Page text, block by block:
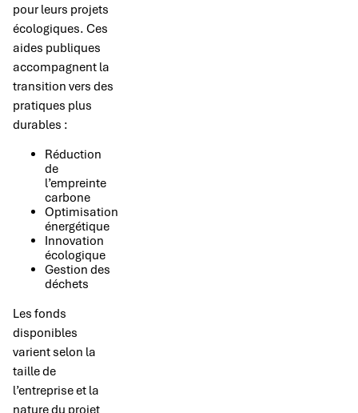
pour leurs projets
écologiques. Ces
aides publiques
accompagnent la
transition vers des
pratiques plus
durables :
Réduction
de
l’empreinte
carbone
Optimisation
énergétique
Innovation
écologique
Gestion des
déchets
Les fonds
disponibles
varient selon la
taille de
l’entreprise et la